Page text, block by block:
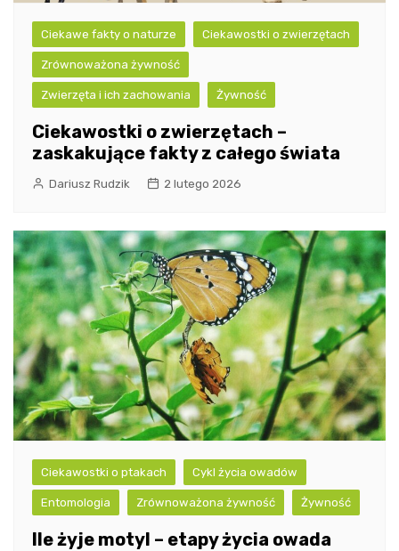
Ciekawe fakty o naturze Ciekawostki o zwierzętach
Zrównoważona żywność
Zwierzęta i ich zachowania Żywność
Ciekawostki o zwierzętach –
zaskakujące fakty z całego świata
Dariusz Rudzik 2 lutego 2026
Ciekawostki o ptakach Cykl życia owadów
Entomologia Zrównoważona żywność Żywność
Ile żyje motyl – etapy życia owada